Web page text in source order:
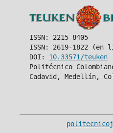
ISSN: 2215-8405
ISSN: 2619-1822 (en
DOI: 10.33571/teuken
Politécnico
Cadavid, Medellín,